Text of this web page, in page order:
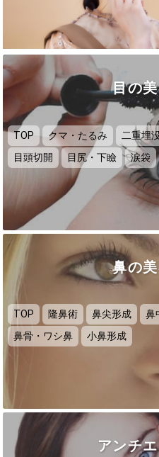
目の
TOP クマ・たるみ 二重埋
目頭切開
目尻・下瞼 涙袋
鼻の
TOP 隆鼻術 鼻尖形成 鼻
鼻骨・ワシ鼻
小鼻形成
アンチ